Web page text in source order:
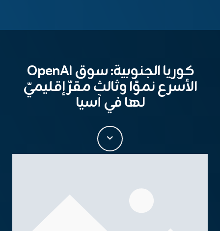
كوريا الجنوبية: سوق OpenAI
الأسرع نموًا وثالث مقرّ إقليميّ
لها في آسيا